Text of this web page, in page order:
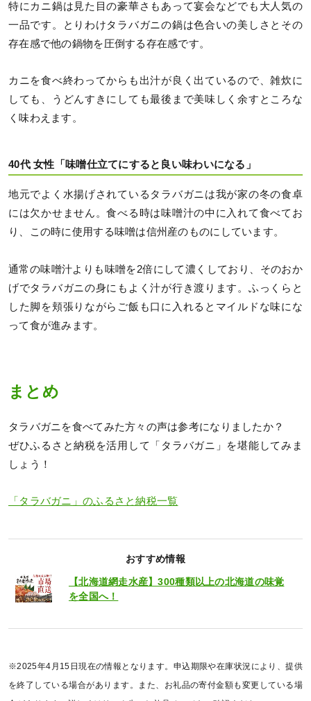
特にカニ鍋は見た目の豪華さもあって宴会などでも大人気の
一品です。とりわけタラバガニの鍋は色合いの美しさとその
存在感で他の鍋物を圧倒する存在感です。
カニを食べ終わってからも出汁が良く出ているので、雑炊に
しても、うどんすきにしても最後まで美味しく余すところな
く味わえます。
40代 女性「味噌仕立てにすると良い味わいになる」
地元でよく水揚げされているタラバガニは我が家の冬の食卓
には欠かせません。食べる時は味噌汁の中に入れて食べてお
り、この時に使用する味噌は信州産のものにしています。
通常の味噌汁よりも味噌を2倍にして濃くしており、そのおか
げでタラバガニの身にもよく汁が行き渡ります。ふっくらと
した脚を頬張りながらご飯も口に入れるとマイルドな味にな
って食が進みます。
まとめ
タラバガニを食べてみた方々の声は参考になりましたか？
ぜひふるさと納税を活用して「タラバガニ」を堪能してみま
しょう！
「タラバガニ」のふるさと納税一覧
おすすめ情報
【北海道網走水産】300種類以上の北海道の味覚
を全国へ！
※2025年4月15日現在の情報となります。申込期限や在庫状況により、提供
を終了している場合があります。また、お礼品の寄付金額も変更している場